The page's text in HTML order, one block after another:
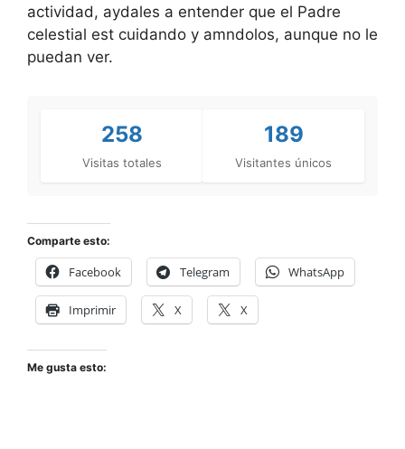
actividad, aydales a entender que el Padre
celestial est cuidando y amndolos, aunque no le
puedan ver.
258
Visitas totales
189
Visitantes únicos
Comparte esto:
Facebook Telegram WhatsApp
Imprimir X X
Me gusta esto: